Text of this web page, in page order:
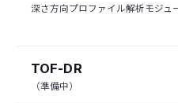
深さ方向プロファイル解析モジュ
TOF-DR
（準備中）